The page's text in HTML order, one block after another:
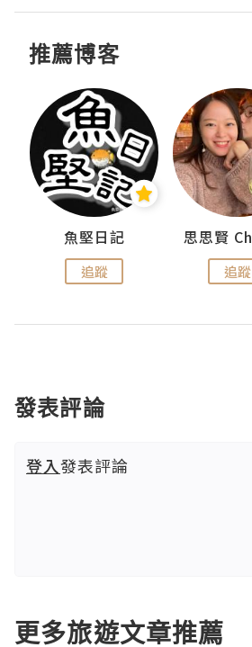
推薦博客
魚堅日記
追蹤 追蹤
發表評論
登入發表評論
更多旅遊文章推薦